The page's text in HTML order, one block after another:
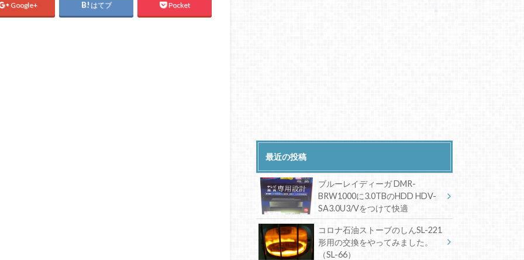
Google+ はてブ Pocket
最近の投稿
ブルーレイディーガ DMR-
BRW1000に3.0TBのHDD HDV-
SA3.0U3/Vをつけて快適
コロナ石油ストーブのしんSL-221
形用の交換をやってみました。
（SL-66）